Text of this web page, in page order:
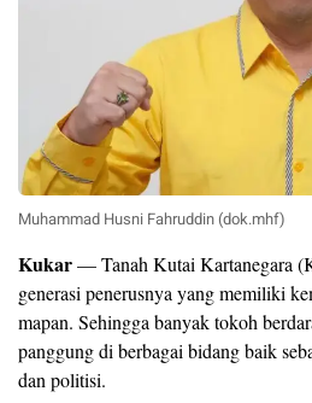
Muhammad Husni Fahruddin (dok.mhf)
Kukar— Tanah Kutai Kartanegara
generasi penerusnya yang memiliki
mapan. Sehingga banyak tokoh
panggung di berbagai bidang baik
dan politisi.